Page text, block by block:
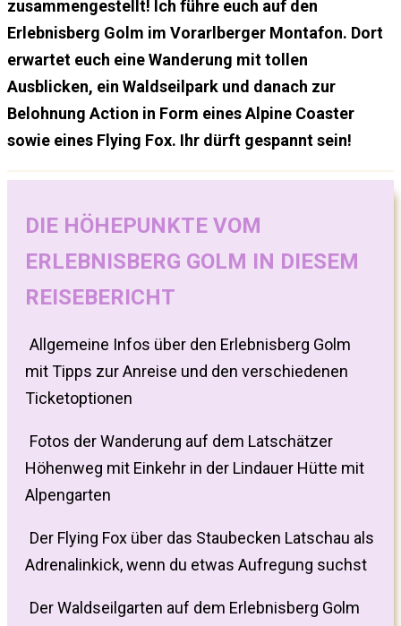
zusammengestellt! Ich führe euch auf den
Erlebnisberg Golm im Vorarlberger Montafon. Dort
erwartet euch eine Wanderung mit tollen
Ausblicken, ein Waldseilpark und danach zur
Belohnung Action in Form eines Alpine Coaster
sowie eines Flying Fox. Ihr dürft gespannt sein!
DIE HÖHEPUNKTE VOM
ERLEBNISBERG GOLM IN DIESEM
REISEBERICHT
Allgemeine Infos über den Erlebnisberg Golm
mit Tipps zur Anreise und den verschiedenen
Ticketoptionen
Fotos der Wanderung auf dem Latschätzer
Höhenweg mit Einkehr in der Lindauer Hütte mit
Alpengarten
Der Flying Fox über das Staubecken Latschau als
Adrenalinkick, wenn du etwas Aufregung suchst
Der Waldseilgarten auf dem Erlebnisberg Golm